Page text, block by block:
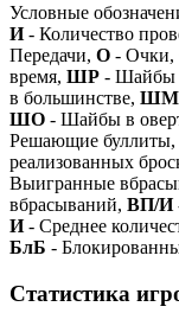
Условные
И- Количество
Передачи, О - Очки,
время, ШР - Шайбы
в большинстве, ШМ
ШО - Шайбы в
Решающие буллиты,
реализованных
Выигранные
вбрасываний, ВП/И
И- Среднее
БлБ -
Статистика